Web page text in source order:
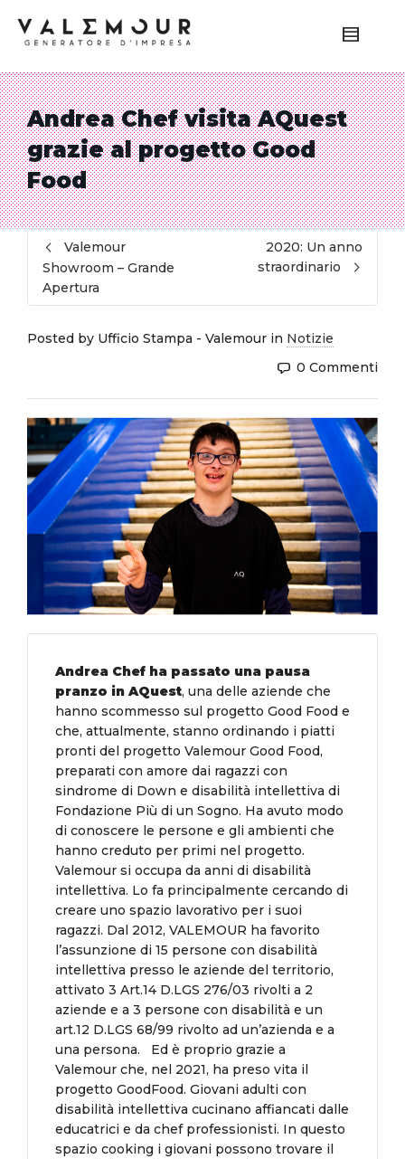
Andrea Chef visita AQuest
grazie al progetto Good
Food
Valemour
Showroom – Grande
Apertura
2020: Un anno
straordinario
Posted by Ufficio Stampa - Valemour in Notizie
0 Commenti
Andrea Chef ha passato una pausa
pranzo in AQuest, una delle aziende che
hanno scommesso sul progetto Good Food e
che, attualmente, stanno ordinando i piatti
pronti del progetto Valemour Good Food,
preparati con amore dai ragazzi con
sindrome di Down e disabilità intellettiva di
Fondazione Più di un Sogno. Ha avuto modo
di conoscere le persone e gli ambienti che
hanno creduto per primi nel progetto.
Valemour si occupa da anni di disabilità
intellettiva. Lo fa principalmente cercando di
creare uno spazio lavorativo per i suoi
ragazzi. Dal 2012, VALEMOUR ha favorito
l’assunzione di 15 persone con disabilità
intellettiva presso le aziende del territorio,
attivato 3 Art.14 D.LGS 276/03 rivolti a 2
aziende e a 3 persone con disabilità e un
art.12 D.LGS 68/99 rivolto ad un’azienda e a
una persona. Ed è proprio grazie a
Valemour che, nel 2021, ha preso vita il
progetto GoodFood. Giovani adulti con
disabilità intellettiva cucinano affiancati dalle
educatrici e da chef professionisti. In questo
spazio cooking i giovani possono trovare il